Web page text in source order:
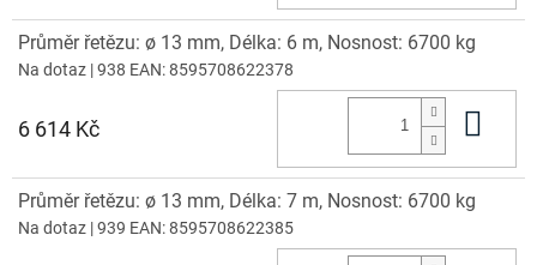
Průměr řetězu: ø 13 mm, Délka: 6 m, Nosnost: 6700 kg
Na dotaz | 938 EAN:8595708622378
6 614 Kč
Průměr řetězu: ø 13 mm, Délka: 7 m, Nosnost: 6700 kg
Na dotaz | 939 EAN:8595708622385